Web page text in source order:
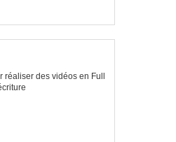
réaliser des vidéos en Full